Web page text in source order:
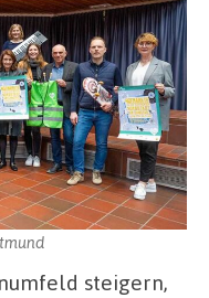
steigern,